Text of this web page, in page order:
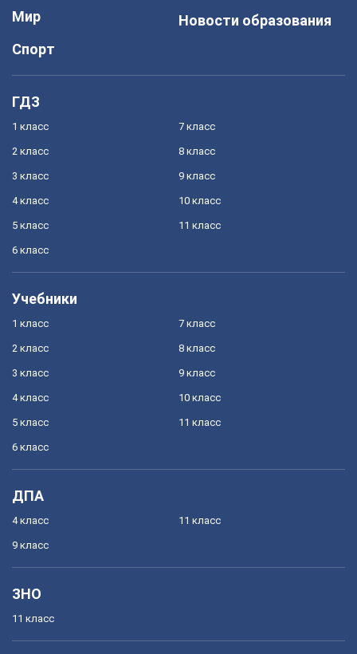
Мир
Спорт
Новости образования
ГДЗ
1 класс
2 класс
3 класс
4 класс
5 класс
6 класс
7 класс
8 класс
9 класс
10 класс
11 класс
Учебники
1 класс
2 класс
3 класс
4 класс
5 класс
6 класс
7 класс
8 класс
9 класс
10 класс
11 класс
ДПА
4 класс
9 класс
11 класс
ЗНО
11 класс